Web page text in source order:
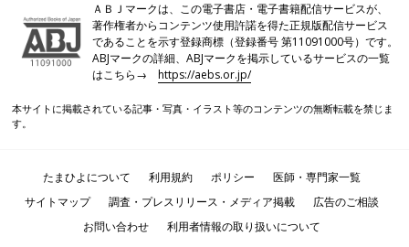
ＡＢＪマークは、この電子書店・電子書籍配信サービスが、
著作権者からコンテンツ使用許諾を得た正規版配信サービス
であることを示す登録商標（登録番号 第11091000号）です。
ABJマークの詳細、ABJマークを掲示しているサービスの一覧
はこちら→https://aebs.or.jp/
本サイトに掲載されている記事・写真・イラスト等のコンテンツの無断転載を禁じま
す。
たまひよについて 利用規約 ポリシー
医師・専門家一覧
サイトマップ
調査・プレスリリース・メディア掲載
広告のご相談
お問い合わせ
利用者情報の取り扱いについて